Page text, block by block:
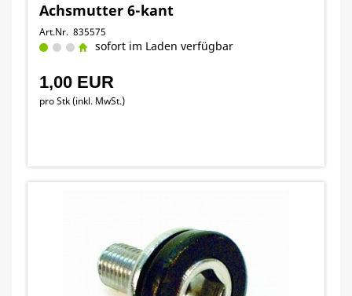
Achsmutter 6-kant
Art.Nr. 835575
sofort im Laden verfügbar
1,00 EUR
pro Stk (inkl. MwSt.)